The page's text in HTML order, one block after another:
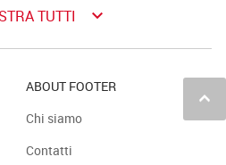
TUTTI keyboard_arrow_down
keyboard_arrow_up
ABOUT FOOTER
Chi siamo
Contatti